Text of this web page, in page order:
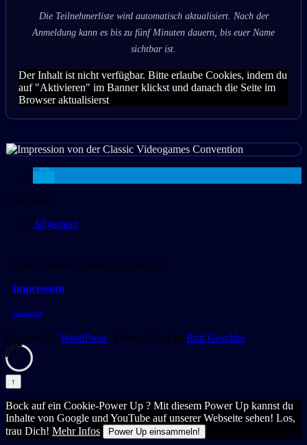
Die Teilnehmerliste wird automatisch aktualisiert. Nach der
Anmeldung kann es bis zu fünf Minuten dauern, bis euer Name
sichtbar ist.
Der Inhalt ist nicht verfügbar. Bitte erlaube Cookies, indem du
auf "Aktivieren" im Banner klickst und danach die Seite im
Browser aktualisierst
Kategorie:
Allgemein
Diese Diashow benötigt JavaScript.
Impressum
Verwaltung
Powered by WordPress. Theme Tikva by Ralf Geschke.
↑
Bock auf ein Cookie-Power Up ? Mit diesem Power Up kannst du
Inhalte von Google und YouTube auf unserer Webseite sehen! Los,
trau Dich! Mehr Infos Power Up einsammeln!